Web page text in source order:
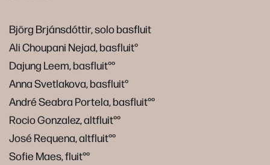
Björg Brjánsdóttir, solo basfluit
Ali Choupani Nejad, basfluit°
Dajung Leem, basfluit°°
Anna Svetlakova, basfluit°
André Seabra Portela, basfluit°°
Rocio Gonzalez, altfluit°°
José Requena, altfluit°°
Sofie Maes, fluit°°